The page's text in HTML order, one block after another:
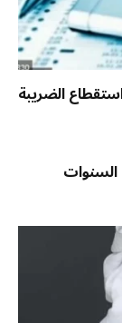
الضريبة